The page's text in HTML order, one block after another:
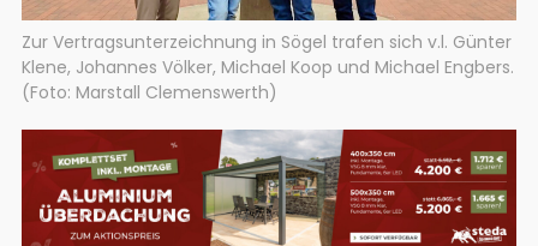
Zur Vertragsunterzeichnung in Sögel trafen sich v.l. Günter
Klene, Johannes Völker, Michael Koop und Michael Engbers.
(Foto: Marstall Clemenswerth)